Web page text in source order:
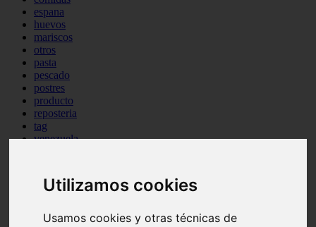
Utilizamos cookies
Usamos cookies y otras técnicas de
espana
huevos
mariscos
otros
pasta
pescado
postres
producto
reposteria
tag
venezuela
Madrid - pozuelo-de-alarcón
Teruel - sarrión
Illes-balears - inca